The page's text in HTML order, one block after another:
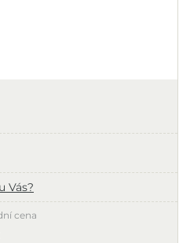
Vás?
cena